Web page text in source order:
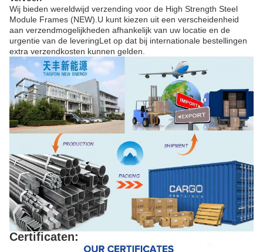
Wij bieden wereldwijd verzending voor de High Strength Steel
Module Frames (NEW).U kunt kiezen uit een verscheidenheid
aan verzendmogelijkheden afhankelijk van uw locatie en de
urgentie van de leveringLet op dat bij internationale bestellingen
extra verzendkosten kunnen gelden.
Certificaten: